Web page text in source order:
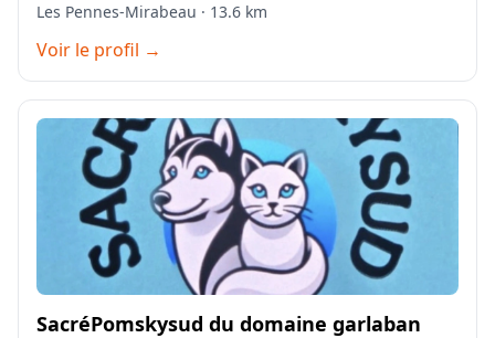
Les Pennes-Mirabeau · 13.6 km
Voir le profil →
SacréPomskysud du domaine garlaban